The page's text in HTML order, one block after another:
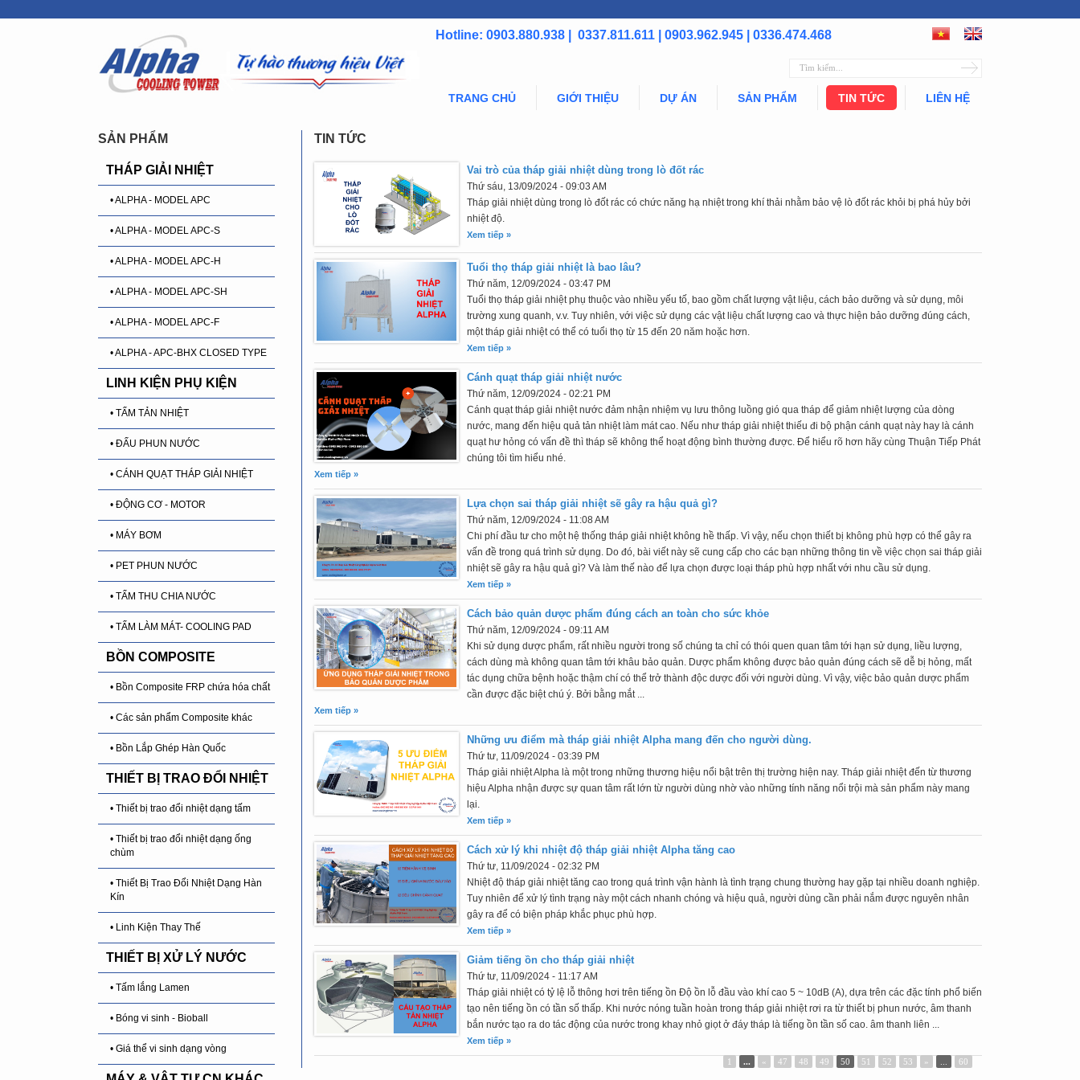
Hotline: 0903.880.938 | 0337.811.611 | 0903.962.945 | 0336.474.468
TRANG CHỦ GIỚI THIỆU DỰ ÁN SẢN PHẨM TIN TỨC LIÊN HỆ
TIN TỨC
Vai trò của tháp giải nhiệt dùng trong lò đốt rác
Thứ sáu, 13/09/2024 - 09:03 AM
Tháp giải nhiệt dùng trong lò đốt rác có chức năng hạ nhiệt trong khí thải nhằm bảo vệ lò đốt rác khỏi bị phá hủy bởi
nhiệt độ.
Xem tiếp »
Tuổi thọ tháp giải nhiệt là bao lâu?
Thứ năm, 12/09/2024 - 03:47 PM
Tuổi thọ tháp giải nhiệt phụ thuộc vào nhiều yếu tố, bao gồm chất lượng vật liệu, cách bảo dưỡng và sử dụng, môi
trường xung quanh, v.v. Tuy nhiên, với việc sử dụng các vật liệu chất lượng cao và thực hiện bảo dưỡng đúng cách,
một tháp giải nhiệt có thể có tuổi thọ từ 15 đến 20 năm hoặc hơn.
Xem tiếp »
Cánh quạt tháp giải nhiệt nước
Thứ năm, 12/09/2024 - 02:21 PM
Cánh quạt tháp giải nhiệt nước đảm nhận nhiệm vụ lưu thông luồng gió qua tháp để giảm nhiệt lượng của dòng
nước, mang đến hiệu quả tản nhiệt làm mát cao. Nếu như tháp giải nhiệt thiếu đi bộ phận cánh quạt này hay là cánh
quạt hư hỏng có vấn đề thì tháp sẽ không thể hoạt động bình thường được. Để hiểu rõ hơn hãy cùng Thuận Tiếp Phát
chúng tôi tìm hiểu nhé.
Xem tiếp »
Lựa chọn sai tháp giải nhiệt sẽ gây ra hậu quả gì?
Thứ năm, 12/09/2024 - 11:08 AM
Chi phí đầu tư cho một hệ thống tháp giải nhiệt không hề thấp. Vì vậy, nếu chọn thiết bị không phù hợp có thể gây ra
vấn đề trong quá trình sử dụng. Do đó, bài viết này sẽ cung cấp cho các bạn những thông tin về việc chọn sai tháp giải
nhiệt sẽ gây ra hậu quả gì? Và làm thế nào để lựa chọn được loại tháp phù hợp nhất với nhu cầu sử dụng.
Xem tiếp »
Cách bảo quản dược phẩm đúng cách an toàn cho sức khỏe
Thứ năm, 12/09/2024 - 09:11 AM
Khi sử dụng dược phẩm, rất nhiều người trong số chúng ta chỉ có thói quen quan tâm tới hạn sử dụng, liều lượng,
cách dùng mà không quan tâm tới khâu bảo quản. Dược phẩm không được bảo quản đúng cách sẽ dễ bị hỏng, mất
tác dụng chữa bệnh hoặc thậm chí có thể trở thành độc dược đối với người dùng. Vì vậy, việc bảo quản dược phẩm
cần được đặc biệt chú ý. Bởi bằng mắt ...
Xem tiếp »
Những ưu điểm mà tháp giải nhiệt Alpha mang đến cho người dùng.
Thứ tư, 11/09/2024 - 03:39 PM
Tháp giải nhiệt Alpha là một trong những thương hiệu nổi bật trên thị trường hiện nay. Tháp giải nhiệt đến từ thương
hiệu Alpha nhận được sự quan tâm rất lớn từ người dùng nhờ vào những tính năng nổi trội mà sản phẩm này mang
lại.
Xem tiếp »
Cách xử lý khi nhiệt độ tháp giải nhiệt Alpha tăng cao
Thứ tư, 11/09/2024 - 02:32 PM
Nhiệt độ tháp giải nhiệt tăng cao trong quá trình vận hành là tình trạng chung thường hay gặp tại nhiều doanh nghiệp.
Tuy nhiên để xử lý tình trạng này một cách nhanh chóng và hiệu quả, người dùng cần phải nắm được nguyên nhân
gây ra để có biện pháp khắc phục phù hợp.
Xem tiếp »
Giảm tiếng ồn cho tháp giải nhiệt
Thứ tư, 11/09/2024 - 11:17 AM
Tháp giải nhiệt có tỷ lệ lỗ thông hơi trên tiếng ồn Độ ồn lỗ đầu vào khí cao 5 ~ 10dB (A), dựa trên các đặc tính phổ biến
tạo nên tiếng ồn có tần số thấp. Khi nước nóng tuần hoàn trong tháp giải nhiệt rơi ra từ thiết bị phun nước, âm thanh
bắn nước tạo ra do tác động của nước trong khay nhỏ giọt ở đáy tháp là tiếng ồn tần số cao. âm thanh liên ...
Xem tiếp »
1 ... « 47 48 49 50 51 52 53 » 60
SẢN PHẨM
THÁP GIẢI NHIỆT
• ALPHA - MODEL APC
• ALPHA - MODEL APC-S
• ALPHA - MODEL APC-H
• ALPHA - MODEL APC-SH
• ALPHA - MODEL APC-F
• ALPHA - APC-BHX CLOSED TYPE
LINH KIỆN PHỤ KIỆN
• TẤM TẢN NHIỆT
• ĐẤU PHUN NƯỚC
• CÁNH QUẠT THÁP GIẢI NHIỆT
• ĐỘNG CƠ - MOTOR
• MÁY BƠM
• PET PHUN NƯỚC
• TẤM THU CHIA NƯỚC
• TẤM LÀM MÁT- COOLING PAD
BỒN COMPOSITE
• Bồn Composite FRP chứa hóa chất
• Các sản phẩm Composite khác
• Bồn Lắp Ghép Hàn Quốc
THIẾT BỊ TRAO ĐỔI NHIỆT
• Thiết bị trao đổi nhiệt dạng tấm
• Thiết bị trao đổi nhiệt dạng ống
chùm
• Thiết Bị Trao Đổi Nhiệt Dạng Hàn
Kín
• Linh Kiện Thay Thế
THIẾT BỊ XỬ LÝ NƯỚC
• Tấm lắng Lamen
• Bóng vi sinh - Bioball
• Giá thể vi sinh dạng vòng